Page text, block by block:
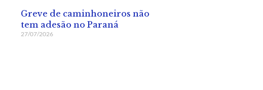
Greve de caminhoneiros não
tem adesão no Paraná
27/07/2026